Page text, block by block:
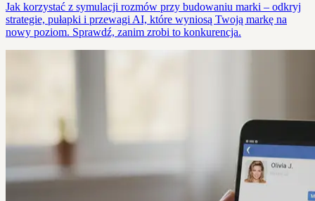
Jak korzystać z symulacji rozmów przy budowaniu marki – odkryj
strategie, pułapki i przewagi AI, które wyniosą Twoją markę na
nowy poziom. Sprawdź, zanim zrobi to konkurencja.